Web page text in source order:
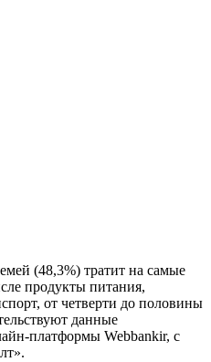
(48,3%) тратит на самые
продукты питания,
от четверти до половины
данные
платформы Webbankir, с